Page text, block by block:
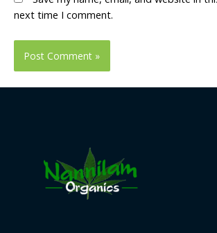
next time I comment.